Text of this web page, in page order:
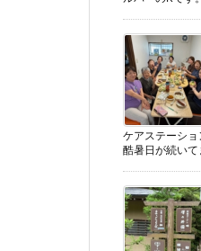
ケアステーショ
酷暑日が続いて